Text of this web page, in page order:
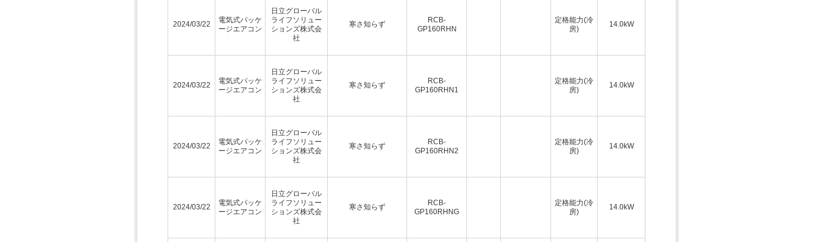
2024/03/22
電気式パッケ
ージエアコン
日立グローバル
ライフソリュー
ションズ株式会
社
寒さ知らず
RCB-
GP160RHN
定格能力(冷
房)
14.0kW
2024/03/22
電気式パッケ
ージエアコン
日立グローバル
ライフソリュー
ションズ株式会
社
寒さ知らず
RCB-
GP160RHN1
定格能力(冷
房)
14.0kW
2024/03/22
電気式パッケ
ージエアコン
日立グローバル
ライフソリュー
ションズ株式会
社
寒さ知らず
RCB-
GP160RHN2
定格能力(冷
房)
14.0kW
2024/03/22
電気式パッケ
ージエアコン
日立グローバル
ライフソリュー
ションズ株式会
社
寒さ知らず
RCB-
GP160RHNG
定格能力(冷
房)
14.0kW